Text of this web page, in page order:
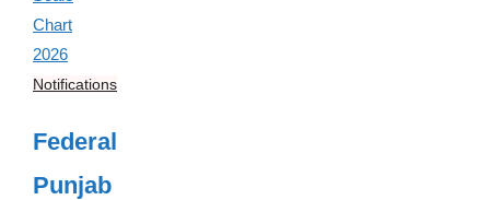
Notifications
Federal
Punjab